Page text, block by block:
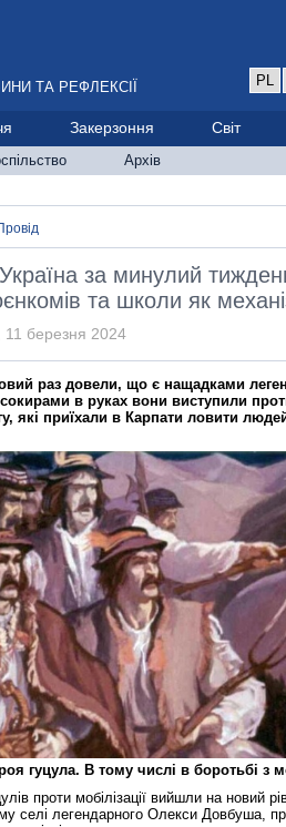
ТА РЕФЛЕКСІЇ PL
Закерзоння Світ
Архів
за минулий
та школи як
, 11 березня 2024
раз довели, що є нащадками
в руках вони виступили
які приїхали в Карпати ловити
гуцула. В тому числі в боротьбі з
проти мобілізації вийшли на новий
селі легендарного Олекси Довбуша,